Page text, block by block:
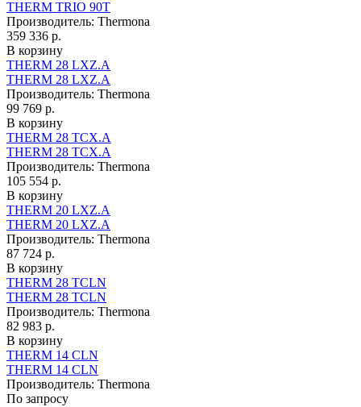
THERM TRIO 90T
Производитель: Thermona
359 336 р.
В корзину
THERM 28 LXZ.A
THERM 28 LXZ.A
Производитель: Thermona
99 769 р.
В корзину
THERM 28 TCX.A
THERM 28 TCX.A
Производитель: Thermona
105 554 р.
В корзину
THERM 20 LXZ.A
THERM 20 LXZ.A
Производитель: Thermona
87 724 р.
В корзину
THERM 28 TCLN
THERM 28 TCLN
Производитель: Thermona
82 983 р.
В корзину
THERM 14 CLN
THERM 14 CLN
Производитель: Thermona
По запросу